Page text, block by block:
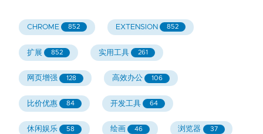
CHROME 852 EXTENSION 852
扩展 852 实用工具 261
网页增强 128 高效办公 106
比价优惠 84 开发工具 64
休闲娱乐 58 绘画 46 浏览器 37